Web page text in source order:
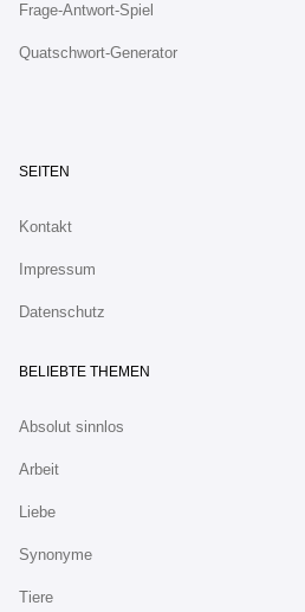
Frage-Antwort-Spiel
Quatschwort-Generator
SEITEN
Kontakt
Impressum
Datenschutz
BELIEBTE THEMEN
Absolut sinnlos
Arbeit
Liebe
Synonyme
Tiere